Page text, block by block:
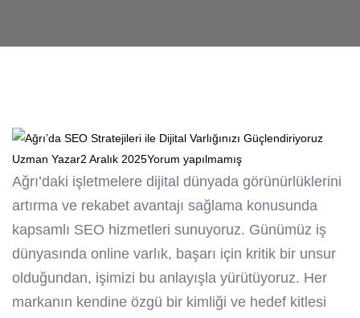
Uzman Yazar2 Aralık 2025Yorum yapılmamış
Ağrı’daki işletmelere dijital dünyada görünürlüklerini
artırma ve rekabet avantajı sağlama konusunda
kapsamlı SEO hizmetleri sunuyoruz. Günümüz iş
dünyasında online varlık, başarı için kritik bir unsur
olduğundan, işimizi bu anlayışla yürütüyoruz. Her
markanın kendine özgü bir kimliği ve hedef kitlesi